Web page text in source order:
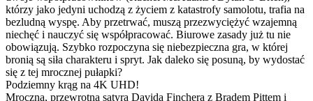
którzy jako jedyni uchodzą z życiem z katastrofy samolotu, trafia na
bezludną wyspę. Aby przetrwać, muszą przezwyciężyć wzajemną
niechęć i nauczyć się współpracować. Biurowe zasady już tu nie
obowiązują. Szybko rozpoczyna się niebezpieczna gra, w której
bronią są siła charakteru i spryt. Jak daleko się posuną, by wydostać
się z tej mrocznej pułapki?
Podziemny krąg na 4K UHD!
Mroczna, przewrotna satyra Davida Finchera z Bradem Pittem i